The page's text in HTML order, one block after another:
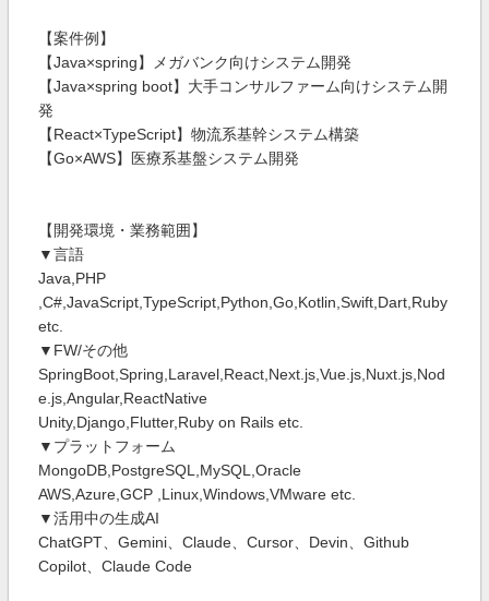
【案件例】
【Java×spring】メガバンク向けシステム開発
【Java×spring boot】大手コンサルファーム向けシステム開
発
【React×TypeScript】物流系基幹システム構築
【Go×AWS】医療系基盤システム開発
【開発環境・業務範囲】
▼言語
Java,PHP
,C#,JavaScript,TypeScript,Python,Go,Kotlin,Swift,Dart,Ruby
etc.
▼FW/その他
SpringBoot,Spring,Laravel,React,Next.js,Vue.js,Nuxt.js,Nod
e.js,Angular,ReactNative
Unity,Django,Flutter,Ruby on Rails etc.
▼プラットフォーム
MongoDB,PostgreSQL,MySQL,Oracle
AWS,Azure,GCP ,Linux,Windows,VMware etc.
▼活用中の生成AI
ChatGPT、Gemini、Claude、Cursor、Devin、Github
Copilot、Claude Code